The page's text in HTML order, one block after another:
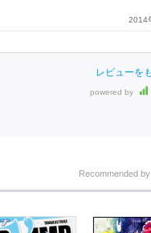
2014
レビューを
powered by
Recommended